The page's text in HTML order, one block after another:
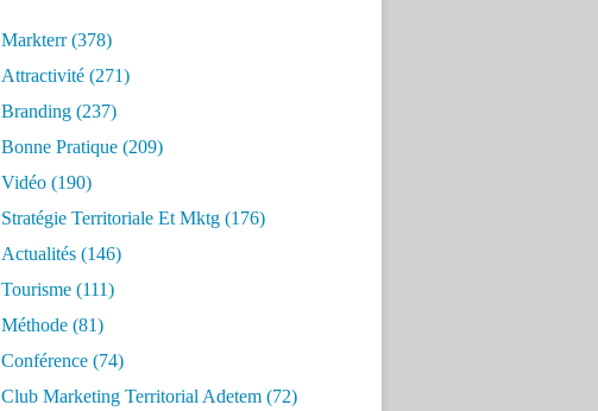
Markterr(378)
Attractivité (271)
Branding (237)
Bonne Pratique (209)
Vidéo (190)
Stratégie Territoriale Et Mktg (176)
Actualités (146)
Tourisme (111)
Méthode (81)
Conférence (74)
Club Marketing Territorial Adetem (72)